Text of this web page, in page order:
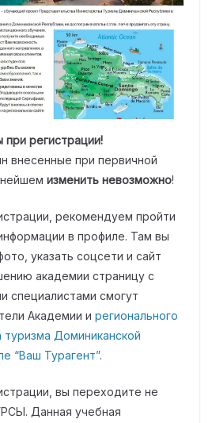
при регистрации!
внесенные при первичной
изменить невозможно!
рекомендуем пройти
в профиле. Там вы
указать соцсети и сайт
академии страницу с
специалистами смогут
Академии и регионального
Доминиканской
“Ваш Турагент”.
вы переходите не
Данная учебная